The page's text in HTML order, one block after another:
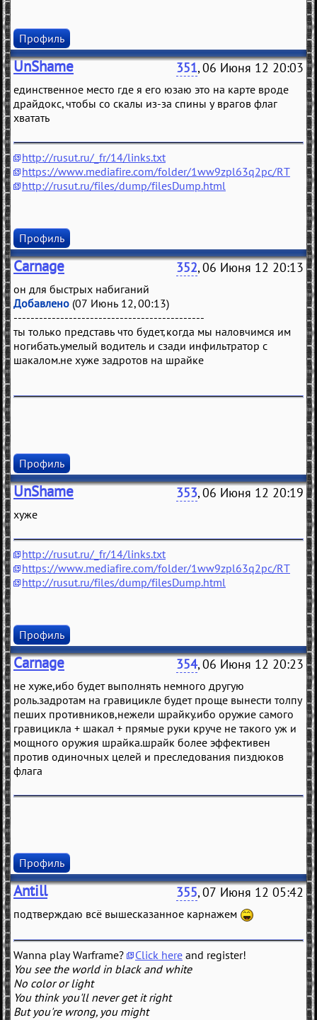
Профиль
UnShame 351, 06 Июня 12 20:03
единственное место где я его юзаю это на карте вроде
драйдокс, чтобы со скалы из-за спины у врагов флаг
хватать
http://rusut.ru/_fr/14/links.txt
https://www.mediafire.com/folder/1ww9zpl63q2pc/RT
http://rusut.ru/files/dump/filesDump.html
Профиль
Carnage 352, 06 Июня 12 20:13
он для быстрых набиганий
Добавлено (07 Июнь 12, 00:13)
---------------------------------------------
ты только представь что будет,когда мы наловчимся им
ногибать.умелый водитель и сзади инфильтратор с
шакалом.не хуже задротов на шрайке
Профиль
UnShame 353, 06 Июня 12 20:19
хуже
http://rusut.ru/_fr/14/links.txt
https://www.mediafire.com/folder/1ww9zpl63q2pc/RT
http://rusut.ru/files/dump/filesDump.html
Профиль
Carnage 354, 06 Июня 12 20:23
не хуже,ибо будет выполнять немного другую
роль.задротам на гравицикле будет проще вынести толпу
пеших противников,нежели шрайку.ибо оружие самого
гравицикла + шакал + прямые руки круче не такого уж и
мощного оружия шрайка.шрайк более эффективен
против одиночных целей и преследования пиздюков
флага
Профиль
Antill 355, 07 Июня 12 05:42
подтверждаю всё вышесказанное карнажем
Wanna play Warframe? Click here and register!
You see the world in black and white
No color or light
You think you'll never get it right
But you're wrong, you might